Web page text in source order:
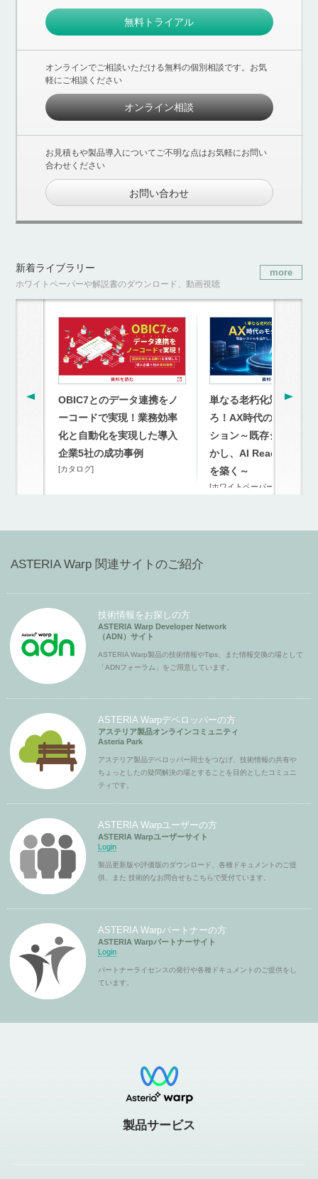
無料トライアル
オンラインでご相談いただける無料の個別相談です。お気
軽にご相談ください
オンライン相談
お見積もや製品導入についてご不明な点はお気軽にお問い
合わせください
お問い合わせ
新着ライブラリー
ホワイトペーパーや解説書のダウンロード、動画視聴
more
OBIC7とのデータ連携をノ
ーコードで実現！業務効率
化と自動化を実現した導入
企業5社の成功事例
[カタログ]
単なる老朽化対策を超
ろ！AX時代のモダナイ
ション～既存システム
かし、AI Readyな連携
を築く～
[ホワイトペーパー]
ASTERIA Warp 関連サイトのご紹介
技術情報をお探しの方
ASTERIA Warp Developer Network
（ADN）サイト
ASTERIA Warp製品の技術情報やTips、また情報交換の場として
「ADNフォーラム」をご用意しています。
ASTERIA Warpデベロッパーの方
アステリア製品オンラインコミュニティ
Asteria Park
アステリア製品デベロッパー同士をつなげ、技術情報の共有や
ちょっとしたの疑問解決の場とすることを目的としたコミュニ
ティです。
ASTERIA Warpユーザーの方
ASTERIA Warpユーザーサイト
Login
製品更新版や評価版のダウンロード、各種ドキュメントのご提
供、また 技術的なお問合せもこちらで受付ています。
ASTERIA Warpパートナーの方
ASTERIA Warpパートナーサイト
Login
パートナーライセンスの発行や各種ドキュメントのご提供をし
ています。
製品サービス